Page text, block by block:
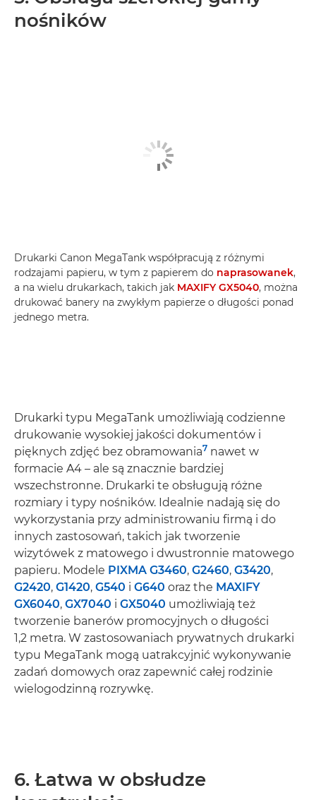
nośników
Drukarki Canon MegaTank współpracują z różnymi
rodzajami papieru, w tym z papierem do naprasowanek,
a na wielu drukarkach, takich jak MAXIFY GX5040, można
drukować banery na zwykłym papierze o długości ponad
jednego metra.
Drukarki typu MegaTank umożliwiają codzienne
drukowanie wysokiej jakości dokumentów i
pięknych zdjęć bez obramowania7 nawet w
formacie A4 – ale są znacznie bardziej
wszechstronne. Drukarki te obsługują różne
rozmiary i typy nośników. Idealnie nadają się do
wykorzystania przy administrowaniu firmą i do
innych zastosowań, takich jak tworzenie
wizytówek z matowego i dwustronnie matowego
papieru. Modele PIXMA G3460, G2460, G3420,
G2420, G1420, G540 i G640 oraz the MAXIFY
GX6040, GX7040 i GX5040 umożliwiają też
tworzenie banerów promocyjnych o długości
1,2 metra. W zastosowaniach prywatnych drukarki
typu MegaTank mogą uatrakcyjnić wykonywanie
zadań domowych oraz zapewnić całej rodzinie
wielogodzinną rozrywkę.
6. Łatwa w obsłudze